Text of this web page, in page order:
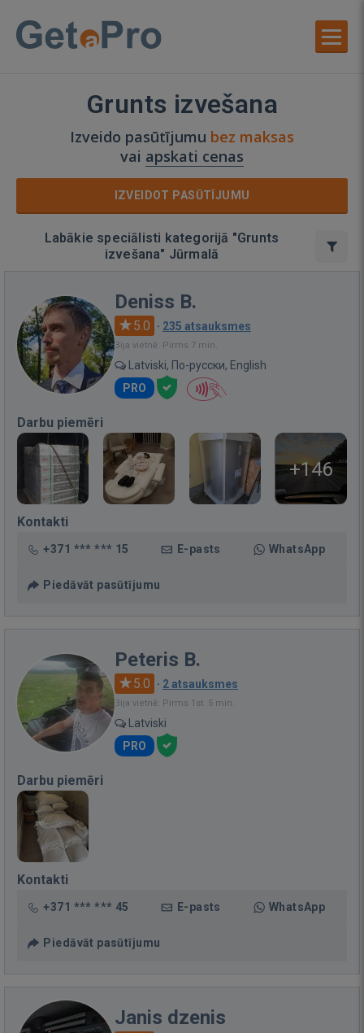
Grunts izvešana
Izveido pasūtījumu bez maksas
vai apskati cenas
IZVEIDOT PASŪTĪJUMU
Labākie speciālisti kategorijā "Grunts
izvešana" Jūrmalā
Deniss B.
5.0 · 235 atsauksmes
Bija vietnē: Pirms 7 min.
Latviski, По-русски, English
PRO
Darbu piemēri
+146
Kontakti
+371 *** *** 15 E-pasts WhatsApp
Piedāvāt pasūtījumu
Peteris B.
5.0 · 2 atsauksmes
Bija vietnē: Pirms 1st. 5 min.
Latviski
PRO
Darbu piemēri
Kontakti
+371 *** *** 45 E-pasts WhatsApp
Piedāvāt pasūtījumu
Janis dzenis